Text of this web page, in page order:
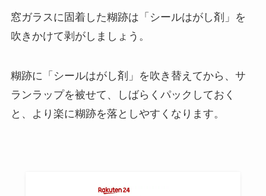
窓ガラスに固着した糊跡は「シールはがし剤」を
吹きかけて剥がしましょう。
糊跡に「シールはがし剤」を吹き替えてから、サ
ランラップを被せて、しばらくパックしておく
と、より楽に糊跡を落としやすくなります。